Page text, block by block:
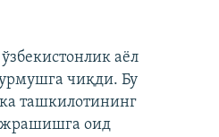
аёл
чиқди. Бу
ташкилотининг
оид